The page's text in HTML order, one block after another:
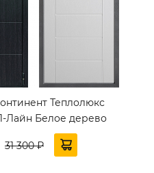
Теплолюкс
Лайн Белое дерево
31 300 ₽